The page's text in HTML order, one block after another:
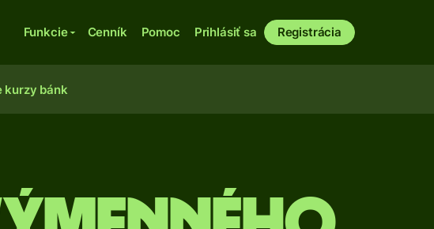
Funkcie Cenník Pomoc Prihlásiť sa Registrácia
kurzy bánk